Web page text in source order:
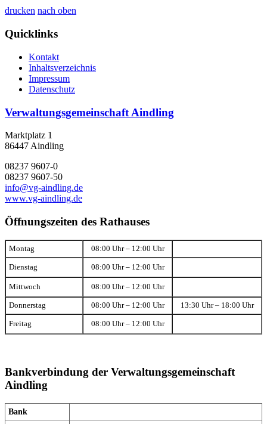
drucken nach oben
Quicklinks
Kontakt
Inhaltsverzeichnis
Impressum
Datenschutz
Verwaltungsgemeinschaft Aindling
Marktplatz 1
86447 Aindling
08237 9607-0
08237 9607-50
info@vg-aindling.de
www.vg-aindling.de
Öffnungszeiten des Rathauses
Montag 08:00 Uhr – 12:00 Uhr
Dienstag 08:00 Uhr – 12:00 Uhr
Mittwoch 08:00 Uhr – 12:00 Uhr
Donnerstag 08:00 Uhr – 12:00 Uhr 13:30 Uhr – 18:00 Uhr
Freitag 08:00 Uhr – 12:00 Uhr
Bankverbindung der Verwaltungsgemeinschaft
Aindling
Bank